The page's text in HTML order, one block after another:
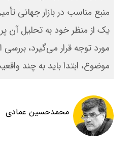
منبع مناسب در بازار جهانی
یک از منظر خود به تحلیل آن
مورد توجه قرار می‌گیرد،
موضوع، ابتدا باید به چند
محمد‌حسین عمادی